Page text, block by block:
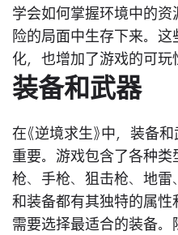
学会如何掌握环境中的
险的局面中生存下来。
化，也增加了游戏的可玩
装备和武器
在《逆境求生》中，装备
重要。游戏包含了各种
枪、手枪、狙击枪、地
和装备都有其独特的属
需要选择最适合的装备